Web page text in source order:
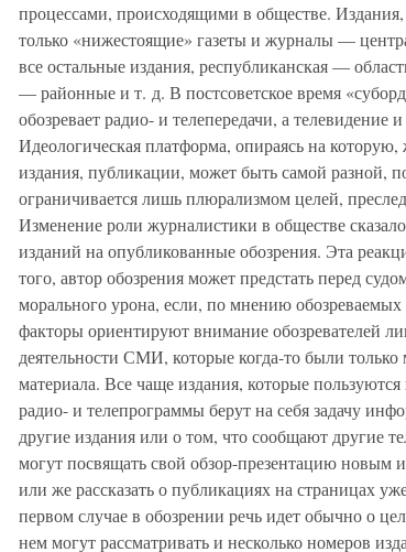
процессами, происходящими в обществе.
только «нижестоящие» газеты и журналы —
все остальные издания, республиканская —
— районные и т. д. В постсоветское время
обозревает радио- и телепередачи, а телевидение
Идеологическая платформа, опираясь на
издания, публикации, может быть самой разной,
ограничивается лишь плюрализмом целей,
Изменение роли журналистики в обществе
изданий на опубликованные обозрения. Эта
того, автор обозрения может предстать перед
морального урона, если, по мнению
факторы ориентируют внимание обозревателей
деятельности СМИ, которые когда-то были
материала. Все чаще издания, которые
радио- и телепрограммы берут на себя задачу
другие издания или о том, что сообщают другие
могут посвящать свой обзор-презентацию новым
или же рассказать о публикациях на страницах
первом случае в обозрении речь идет обычно о
нем могут рассматривать и несколько номеров